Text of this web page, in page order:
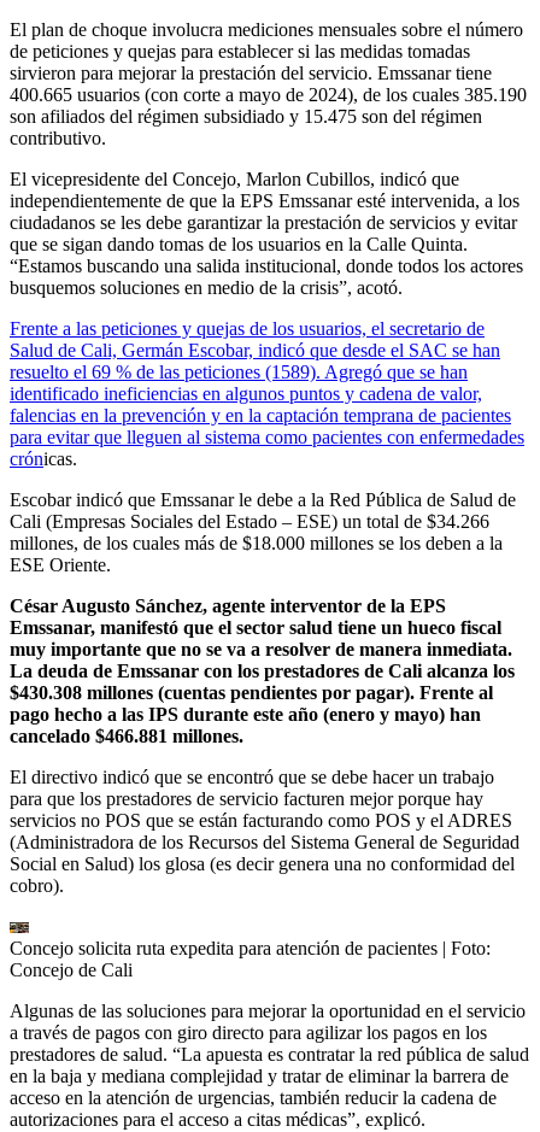
El plan de choque involucra mediciones mensuales sobre el número
de peticiones y quejas para establecer si las medidas tomadas
sirvieron para mejorar la prestación del servicio. Emssanar tiene
400.665 usuarios (con corte a mayo de 2024), de los cuales 385.190
son afiliados del régimen subsidiado y 15.475 son del régimen
contributivo.
El vicepresidente del Concejo, Marlon Cubillos, indicó que
independientemente de que la EPS Emssanar esté intervenida, a los
ciudadanos se les debe garantizar la prestación de servicios y evitar
que se sigan dando tomas de los usuarios en la Calle Quinta.
“Estamos buscando una salida institucional, donde todos los actores
busquemos soluciones en medio de la crisis”, acotó.
Frente a las peticiones y quejas de los usuarios, el secretario de
Salud de Cali, Germán Escobar, indicó que desde el SAC se han
resuelto el 69 % de las peticiones (1589). Agregó que se han
identificado ineficiencias en algunos puntos y cadena de valor,
falencias en la prevención y en la captación temprana de pacientes
para evitar que lleguen al sistema como pacientes con enfermedades
crónicas.
Escobar indicó que Emssanar le debe a la Red Pública de Salud de
Cali (Empresas Sociales del Estado – ESE) un total de $34.266
millones, de los cuales más de $18.000 millones se los deben a la
ESE Oriente.
César Augusto Sánchez, agente interventor de la EPS
Emssanar, manifestó que el sector salud tiene un hueco fiscal
muy importante que no se va a resolver de manera inmediata.
La deuda de Emssanar con los prestadores de Cali alcanza los
$430.308 millones (cuentas pendientes por pagar). Frente al
pago hecho a las IPS durante este año (enero y mayo) han
cancelado $466.881 millones.
El directivo indicó que se encontró que se debe hacer un trabajo
para que los prestadores de servicio facturen mejor porque hay
servicios no POS que se están facturando como POS y el ADRES
(Administradora de los Recursos del Sistema General de Seguridad
Social en Salud) los glosa (es decir genera una no conformidad del
cobro).
Concejo solicita ruta expedita para atención de pacientes | Foto:
Concejo de Cali
Algunas de las soluciones para mejorar la oportunidad en el servicio
a través de pagos con giro directo para agilizar los pagos en los
prestadores de salud. “La apuesta es contratar la red pública de salud
en la baja y mediana complejidad y tratar de eliminar la barrera de
acceso en la atención de urgencias, también reducir la cadena de
autorizaciones para el acceso a citas médicas”, explicó.